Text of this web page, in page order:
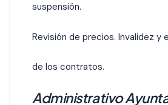
suspensión.
Revisión de precios. Invalidez y
de los contratos.
Administrativo